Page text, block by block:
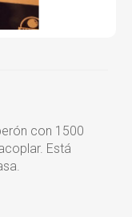
con 1500
Está